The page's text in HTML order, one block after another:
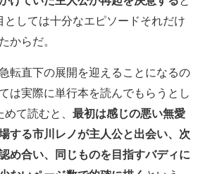
としては十分なエピソードそれだけ
からだ。
転直下の展開を迎えることになるの
は実際に単行本を読んでもらうとし
て読むと、 最初は感じの悪い無愛
する市川レノが主人公と出会い、次
め合い、同じものを目指すバディに